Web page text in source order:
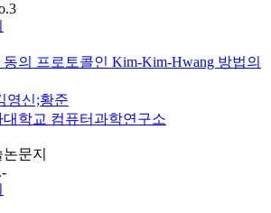
의 프로토콜인 Kim-Kim-Hwang 방법의
영신;황준
학교 컴퓨터과학연구소
문지